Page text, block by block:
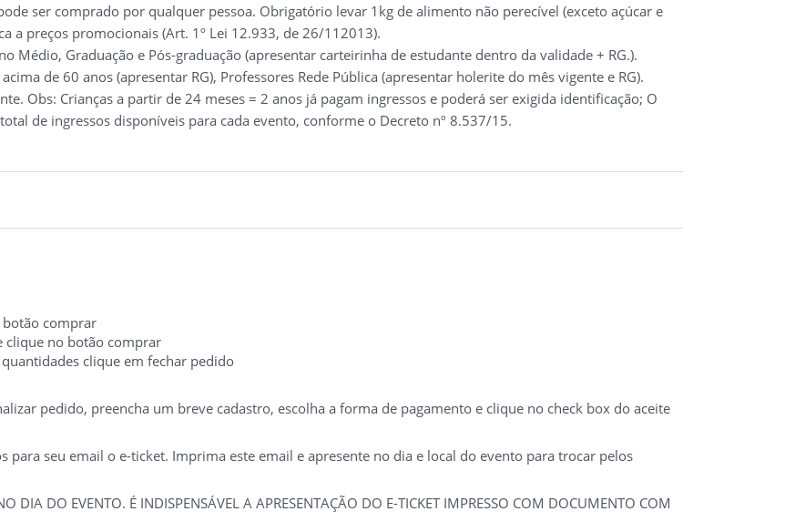
ser comprado por qualquer pessoa. Obrigatório levar 1kg de alimento não perecível (exceto açúcar e
a preços promocionais (Art. 1º Lei 12.933, de 26/112013).
Médio, Graduação e Pós-graduação (apresentar carteirinha de estudante dentro da validade + RG.).
de 60 anos (apresentar RG), Professores Rede Pública (apresentar holerite do mês vigente e RG).
Obs: Crianças a partir de 24 meses = 2 anos já pagam ingressos e poderá ser exigida identificação; O
de ingressos disponíveis para cada evento, conforme o Decreto nº 8.537/15.
botão comprar
clique no botão comprar
clique em fechar pedido
pedido, preencha um breve cadastro, escolha a forma de pagamento e clique no check box do aceite
seu email o e-ticket. Imprima este email e apresente no dia e local do evento para trocar pelos
DIA DO EVENTO. É INDISPENSÁVEL A APRESENTAÇÃO DO E-TICKET IMPRESSO COM DOCUMENTO COM